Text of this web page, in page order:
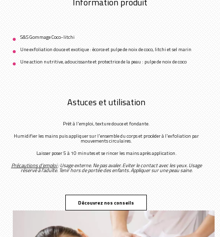
S&S Gommage Coco-litchi
Une exfoliation douce et exotique : écorce et pulpe de noix de coco, litchi et sel marin
Une action nutritive, adoucissante et protectrice de la peau : pulpe de noix de coco
Astuces et utilisation
Prêt à l'emploi, texture douce et fondante.
Humidifier les mains puis appliquer sur l'ensemble du corps et procéder à l'exfoliation par
mouvements circulaires.
Laisser poser 5 à 10 minutes et se rincer les mains après application.
Précautions d'emploi: Usage externe. Ne pas avaler. Eviter le contact avec les yeux. Usage
réservé à l'adulte. Tenir hors de portée des enfants. Appliquer sur une peau saine.
Découvrez nos conseils